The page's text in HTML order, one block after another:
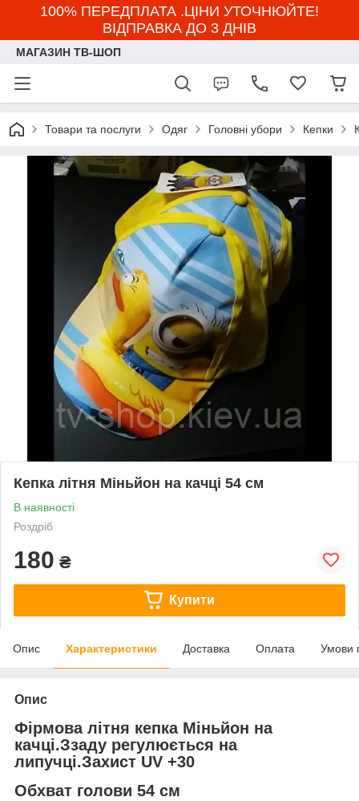
100% ПЕРЕДПЛАТА .ЦІНИ УТОЧНЮЙТЕ!
ВІДПРАВКА ДО 3 ДНІВ
МАГАЗИН ТВ-ШОП
Товари та послуги Одяг Головні убори Кепки
Кепка літня Міньйон на качці 54 см
В наявності
Роздріб
180 ₴
Купити
Опис Характеристики Доставка Оплата Умови
Опис
Фірмова літня кепка Міньйон на
качці.Ззаду регулюється на
липучці.Захист UV +30
Обхват голови 54 см